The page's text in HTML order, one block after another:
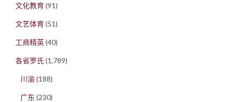
文化教育(91)
文艺体育(51)
工商精英(40)
各省罗氏(1,789)
川渝(188)
广东 (230)